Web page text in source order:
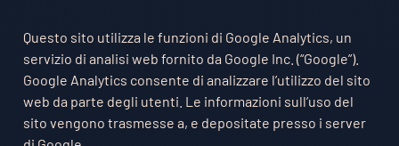
Questo sito utilizza le funzioni di Google Analytics, un
servizio di analisi web fornito da Google Inc. (“Google”).
Google Analytics consente di analizzare l’utilizzo del sito
web da parte degli utenti. Le informazioni sull’uso del
sito vengono trasmesse a, e depositate presso i server